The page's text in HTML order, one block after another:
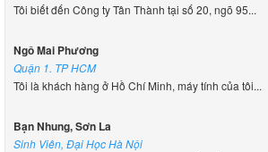
Tôi biết đến Công ty Tân Thành tại số 20, ngõ 95...
Ngô Mai Phương
Quận 1. TP HCM
Tôi là khách hàng ở Hồ Chí Minh, máy tính của tôi...
Bạn Nhung, Sơn La
Sinh Viên, Đại Học Hà Nội